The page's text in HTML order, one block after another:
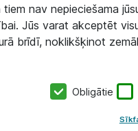
tiem nav nepieciešama
Jūs varat akceptēt
brīdī, noklikšķinot
Obligātie